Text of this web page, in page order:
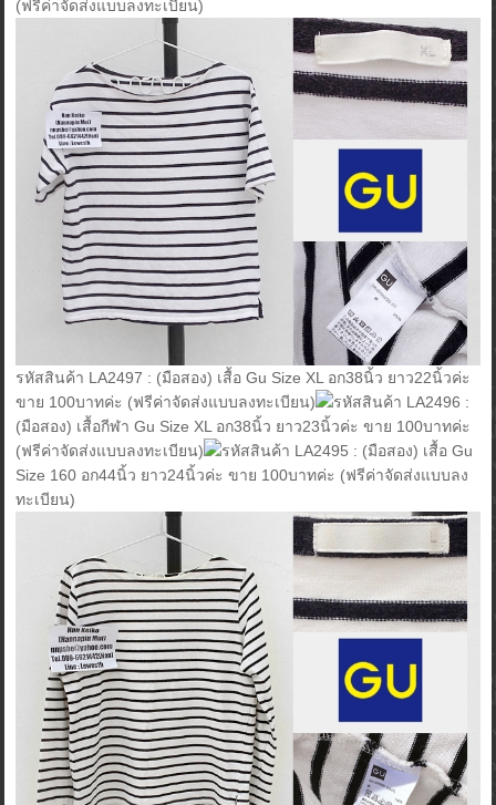
(ฟรีค่าจัดส่งแบบลงทะเบียน)
รหัสสินค้า LA2497 : (มือสอง) เสื้อ Gu Size XL อก38นิ้ว ยาว22นิ้วค่ะ
ขาย 100บาทค่ะ (ฟรีค่าจัดส่งแบบลงทะเบียน)
รหัสสินค้า LA2496 :
(มือสอง) เสื้อกีฬา Gu Size XL อก38นิ้ว ยาว23นิ้วค่ะ ขาย 100บาทค่ะ
(ฟรีค่าจัดส่งแบบลงทะเบียน)
รหัสสินค้า LA2495 : (มือสอง) เสื้อ Gu
Size 160 อก44นิ้ว ยาว24นิ้วค่ะ ขาย 100บาทค่ะ (ฟรีค่าจัดส่งแบบลง
ทะเบียน)